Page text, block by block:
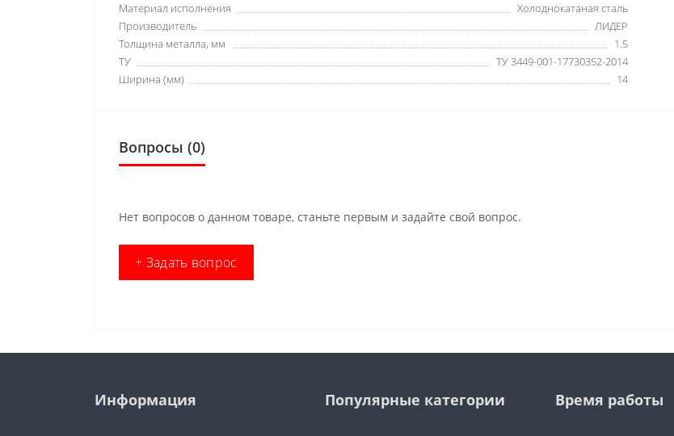
Материал исполнения
Холоднокатаная сталь
Производитель
ЛИДЕР
Толщина металла, мм
1.5
ТУ
ТУ 3449-001-17730352-2014
Ширина (мм)
14
Вопросы (0)
Нет вопросов о данном товаре, станьте первым и задайте свой вопрос.
+ Задать вопрос
Информация Популярные категории Время работы